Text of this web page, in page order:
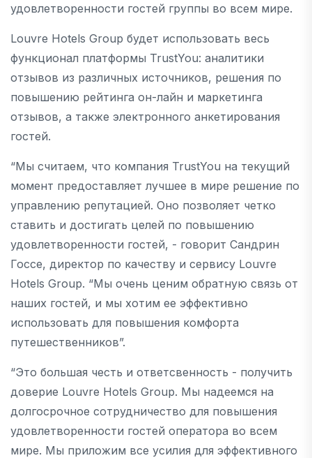
удовлетворенности гостей группы во всем мире.
Louvre Hotels Group будет использовать весь
функционал платформы TrustYou: аналитики
отзывов из различных источников, решения по
повышению рейтинга он-лайн и маркетинга
отзывов, а также электронного анкетирования
гостей.
“Мы считаем, что компания TrustYou на текущий
момент предоставляет лучшее в мире решение по
управлению репутацией. Оно позволяет четко
ставить и достигать целей по повышению
удовлетворенности гостей, - говорит Сандрин
Госсе, директор по качеству и сервису Louvre
Hotels Group. “Мы очень ценим обратную связь от
наших гостей, и мы хотим ее эффективно
использовать для повышения комфорта
путешественников”.
“Это большая честь и ответсвенность - получить
доверие Louvre Hotels Group. Мы надеемся на
долгосрочное сотрудничество для повышения
удовлетворенности гостей оператора во всем
мире. Мы приложим все усилия для эффективного